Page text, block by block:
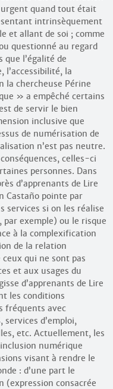
quand tout était
intrinsèquement
et allant de soi ; comme
questionné au regard
que l’égalité de
l’accessibilité, la
la chercheuse Périne
» a empêché certains
de servir le bien
inclusive que
de numérisation de
n’est pas neutre.
celles-ci
personnes. Dans
d’apprenants de Lire
Castaño pointe par
services si on les réalise
exemple) ou le risque
à la complexification
de la relation
qui ne sont pas
et aux usages du
d’apprenants de Lire
les conditions
fréquents avec
d’emploi,
etc. Actuellement, les
numérique
visant à rendre le
: d’une part le
(expression consacrée